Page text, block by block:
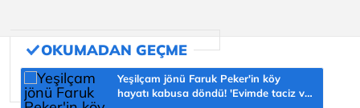
Yeşilçam jönü Faruk Peker'in köy
hayatı kabusa döndü! 'Evimde taciz ve